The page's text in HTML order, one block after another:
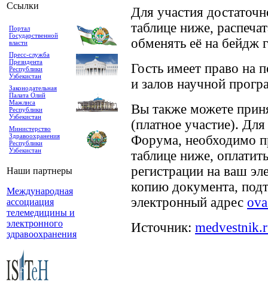
Ссылки
Портал
Государственной
власти
Пресс-служба
Президента
Республики
Узбекистан
Законодательная
Палата Олий
Мажлиса
Республики
Узбекистан
Министерство
Здравоохранения
Республики
Узбекистан
Наши партнеры
Международная
ассоциация
телемедицины и
электронного
здравоохранения
Для участия
таблице ниже,
обменять её на бейдж
Гость имеет право на
и залов научной
Вы также можете
(платное участие).
Форума, необходимо
таблице ниже,
регистрации на ваш
копию документа,
электронный адрес
Источник: